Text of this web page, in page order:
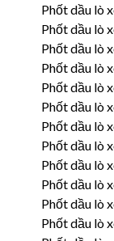
Phốt dầu lò
Phốt dầu lò
Phốt dầu lò
Phốt dầu lò
Phốt dầu lò
Phốt dầu lò
Phốt dầu lò
Phốt dầu lò
Phốt dầu lò
Phốt dầu lò
Phốt dầu lò
Phốt dầu lò